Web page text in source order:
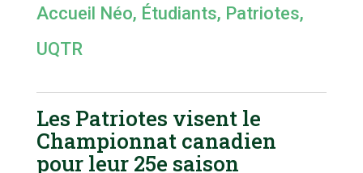
Accueil Néo, Étudiants, Patriotes,
UQTR
Les Patriotes visent le
Championnat canadien
pour leur 25e saison